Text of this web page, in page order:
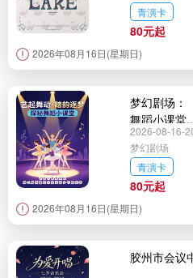
青演卡
80元起
2026年08月16日(星期日)
梦幻剧场：
舞蹈小课堂
2026-08-16-
梦幻剧场
青演卡
80元起
2026年08月16日(星期日)
胶州市会议